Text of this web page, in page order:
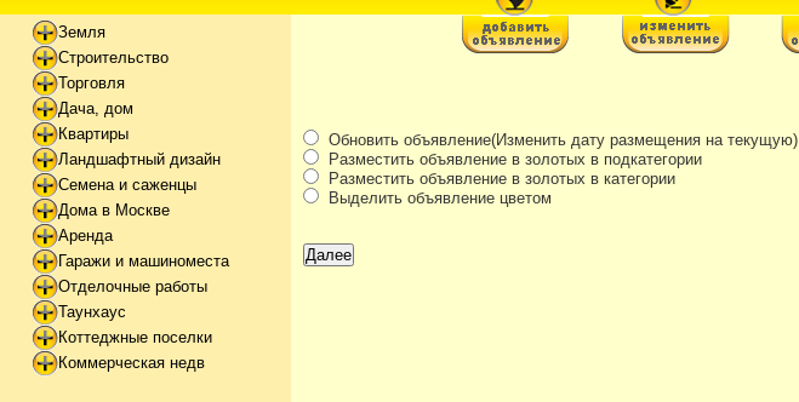
Земля
Строительство
Торговля
Дача, дом
Квартиры
Ландшафтный дизайн
Семена и саженцы
Дома в Москве
Аренда
Гаражи и машиноместа
Отделочные работы
Таунхаус
Коттеджные поселки
Коммерческая недв
Обновить объявление(Изменить дату размещения на текущую)
Разместить объявление в золотых в подкатегории
Разместить объявление в золотых в категории
Выделить объявление цветом